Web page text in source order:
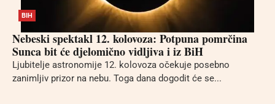
BIH
Nebeski spektakl 12. kolovoza: Potpuna pomrčina
Sunca bit će djelomično vidljiva i iz BiH
Ljubitelje astronomije 12. kolovoza očekuje posebno
zanimljiv prizor na nebu. Toga dana dogodit će se...